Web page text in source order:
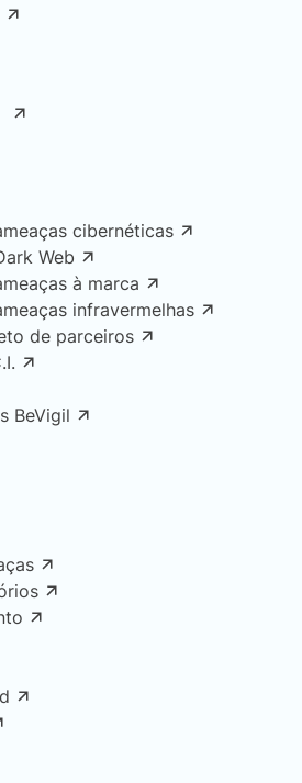
cibernéticas
Web
à marca
infravermelhas
de parceiros
BeVigil